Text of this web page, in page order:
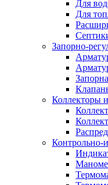
Для
Для
Запорно-
Коллекторы
Контрольно-